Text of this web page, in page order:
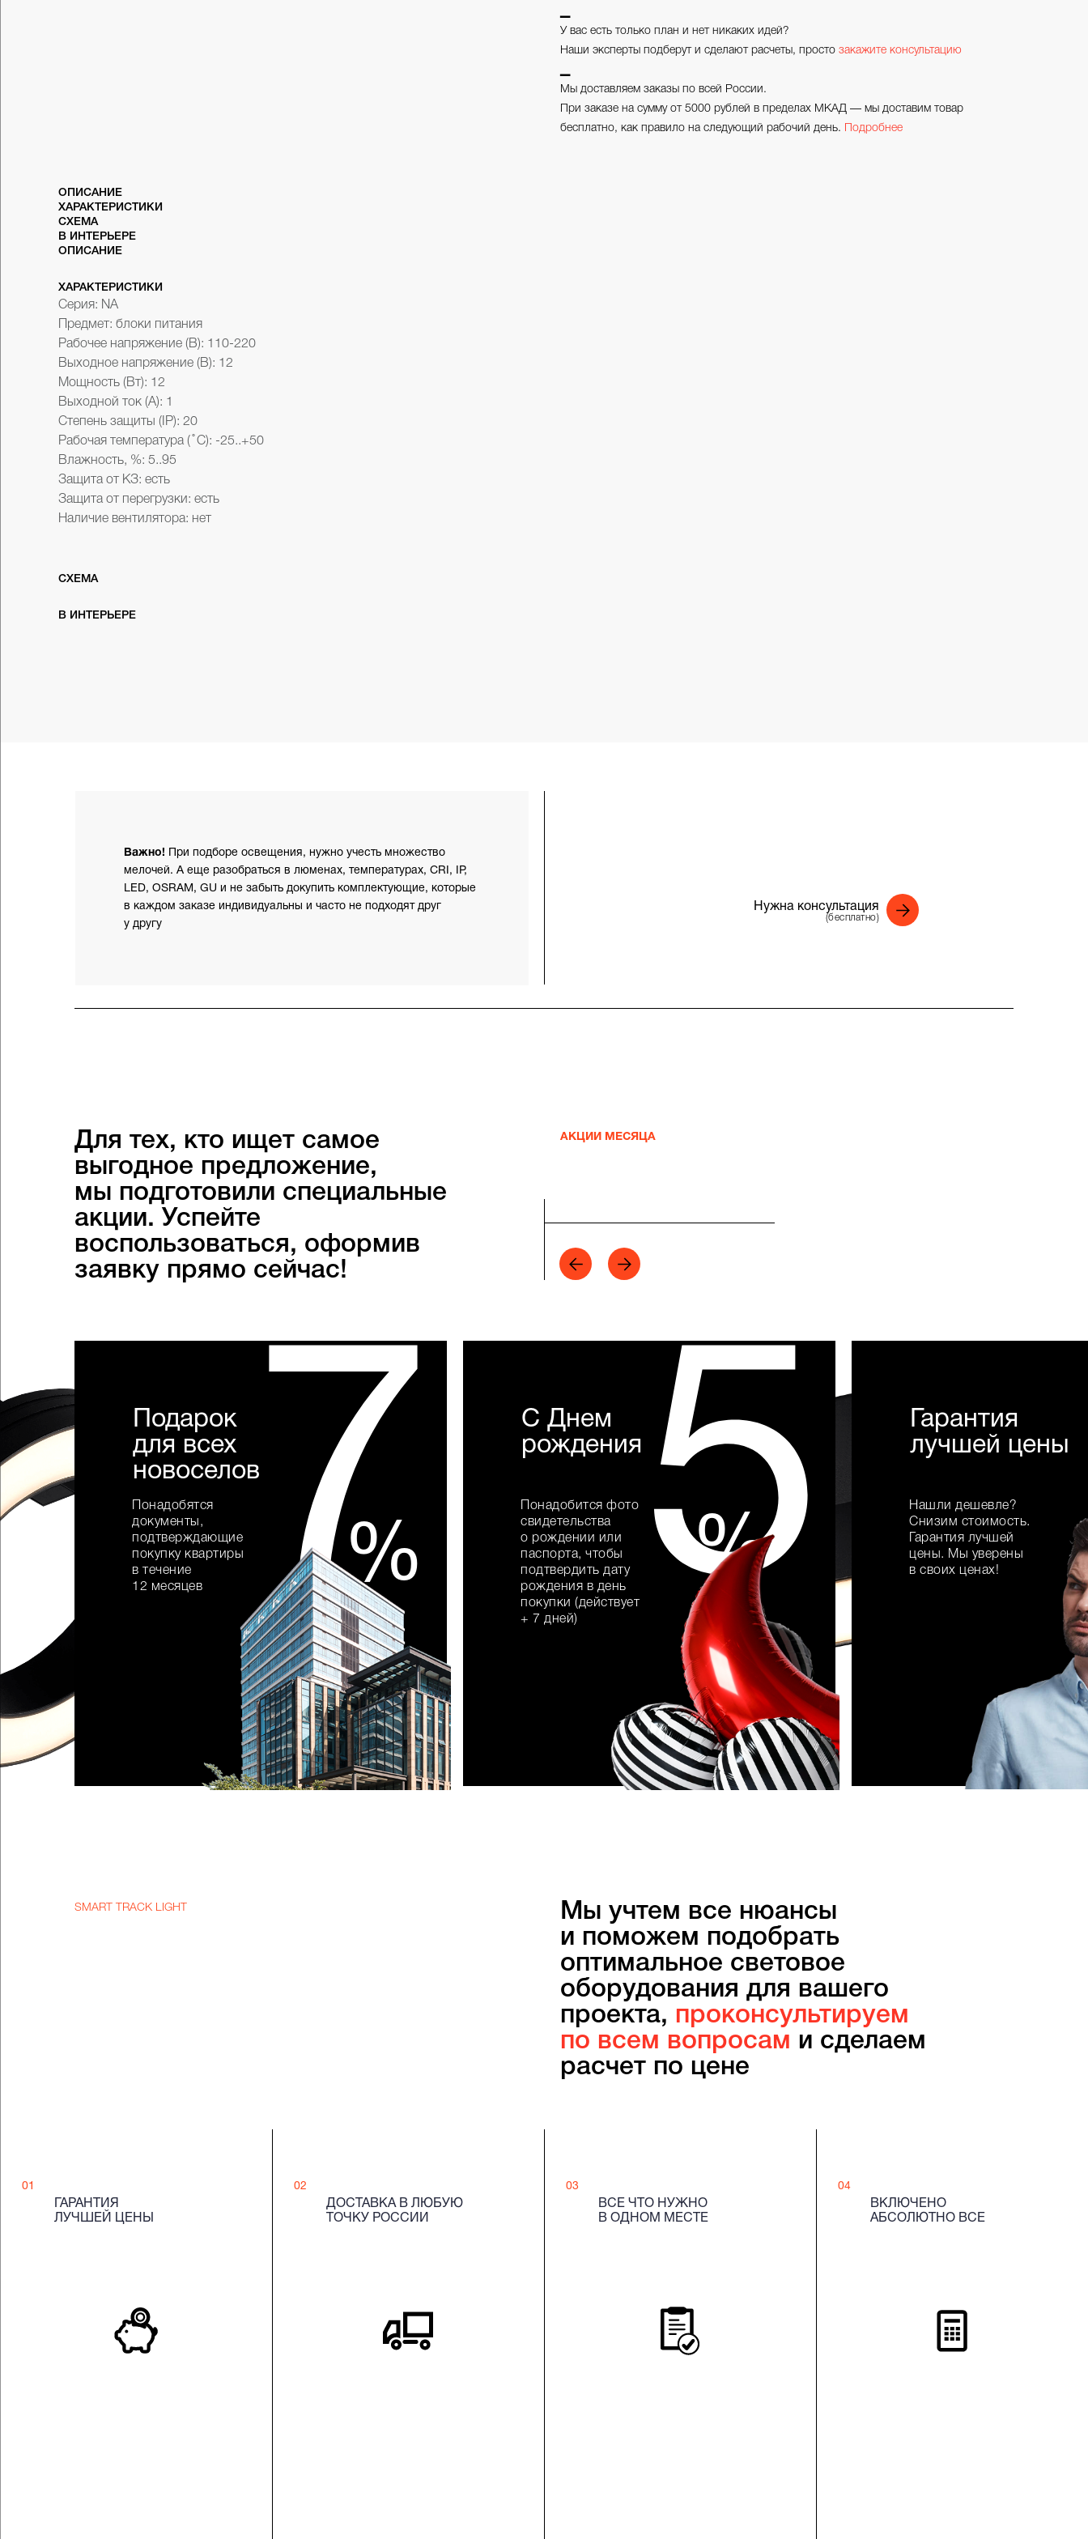
У вас есть только план и нет никаких идей?
Наши эксперты подберут и сделают расчеты, просто закажите консультацию
Мы доставляем заказы по всей России.
При заказе на сумму от 5000 рублей в пределах МКАД — мы доставим товар
бесплатно, как правило на следующий рабочий день.
Подробнее
ОПИСАНИЕ
ХАРАКТЕРИСТИКИ
СХЕМА
В ИНТЕРЬЕРЕ
ОПИСАНИЕ
ХАРАКТЕРИСТИКИ
Серия: NA
Предмет: блоки питания
Рабочее напряжение (В): 110-220
Выходное напряжение (В): 12
Мощность (Вт): 12
Выходной ток (А): 1
Степень защиты (IP): 20
Рабочая температура ( ̊ С): -25..+50
Влажность, %: 5..95
Защита от КЗ: есть
Защита от перегрузки: есть
Наличие вентилятора: нет
СХЕМА
В ИНТЕРЬЕРЕ
Нужна консультация
(бесплатно)
Важно!
При подборе освещения, нужно учесть множество
мелочей. А еще разобраться в люменах, температурах, CRI, IP,
LED, OSRAM, GU и не забыть докупить комплектующие, которые
в каждом заказе индивидуальны и часто не подходят друг
у другу
Для тех, кто ищет самое
выгодное предложение,
мы подготовили специальные
акции. Успейте
воспользоваться, оформив
заявку прямо сейчас!
АКЦИИ МЕСЯЦА
7
%
Подарок
для всех
новоселов
Понадобятся
документы,
подтверждающие
покупку квартиры
в течение
12 месяцев
5
%
С Днем
рождения
Понадобится фото
свидетельства
о рождении или
паспорта, чтобы
подтвердить дату
рождения в день
покупки (действует
+ 7 дней)
Гарантия
лучшей цены
Нашли дешевле?
Снизим стоимость.
Гарантия лучшей
цены. Мы уверены
в своих ценах!
SMART TRACK LIGHT
Мы учтем все нюансы
и поможем подобрать
оптимальное световое
оборудования для вашего
проекта, проконсультируем
по всем вопросам и сделаем
расчет по цене
01
ГАРАНТИЯ
ЛУЧШЕЙ ЦЕНЫ
02
ДОСТАВКА В ЛЮБУЮ
ТОЧКУ РОССИИ
03
ВСЕ ЧТО НУЖНО
В ОДНОМ МЕСТЕ
04
ВКЛЮЧЕНО
АБСОЛЮТНО ВСЕ